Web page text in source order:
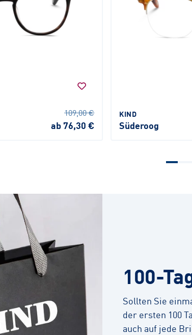
109,00 €
ab 76,30 €
KIND
Süderoog
100-
Sollten Sie
der ersten 100
auch auf jede